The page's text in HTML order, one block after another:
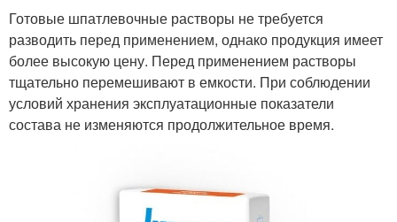
Готовые шпатлевочные растворы не требуется
разводить перед применением, однако продукция имеет
более высокую цену. Перед применением растворы
тщательно перемешивают в емкости. При соблюдении
условий хранения эксплуатационные показатели
состава не изменяются продолжительное время.